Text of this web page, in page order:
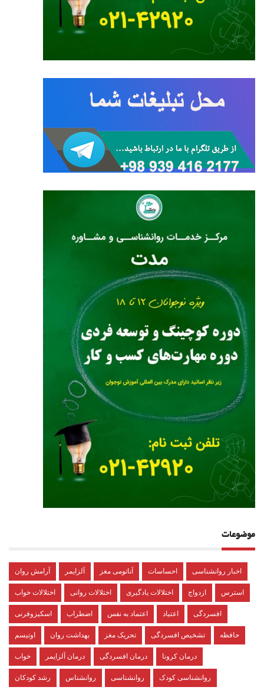
موضوعات
آرامش روان آلزایمر آناتومی مغز احساسات اخبار روانشناسی
اختلالات خواب اختلالات روانی اختلالات یادگیری ازدواج استرس
اسکیزوفرنی اضطراب اعتماد به نفس اعتیاد افسردگی
اوتیسم بهداشت روان تحریک مغز تشخیص افسردگی حافظه
خواب درمان آلزایمر درمان افسردگی درمان کرونا
رشد کودکان روانشناس روانشناسی روانشناسی کودک